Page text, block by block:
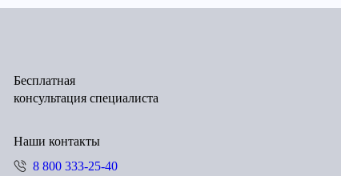
Бесплатная
консультация специалиста
Наши контакты
8 800 333-25-40